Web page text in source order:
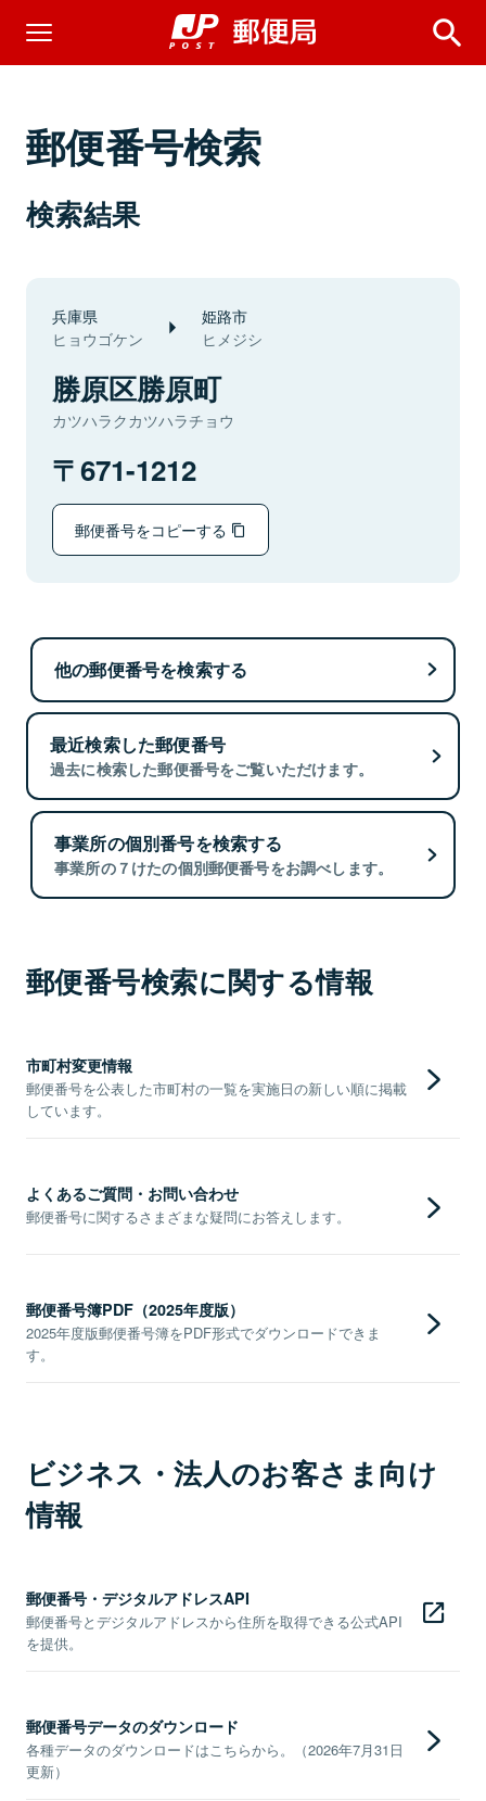
郵便番号検索
検索結果
兵庫県
ヒョウゴケン
姫路市
ヒメジシ
勝原区勝原町
カツハラクカツハラチョウ
671-1212
郵便番号をコピーする
他の郵便番号を検索する
最近検索した郵便番号
過去に検索した郵便番号をご覧いただけます。
事業所の個別番号を検索する
事業所の７けたの個別郵便番号をお調べします。
郵便番号検索に関する情報
市町村変更情報
郵便番号を公表した市町村の一覧を実施日の新しい順に掲載
しています。
よくあるご質問・お問い合わせ
郵便番号に関するさまざまな疑問にお答えします。
郵便番号簿PDF（2025年度版）
2025年度版郵便番号簿をPDF形式でダウンロードできま
す。
ビジネス・法人のお客さま向け
情報
郵便番号・デジタルアドレスAPI
郵便番号とデジタルアドレスから住所を取得できる公式API
を提供。
郵便番号データのダウンロード
各種データのダウンロードはこちらから。（2026年7月31日
更新）